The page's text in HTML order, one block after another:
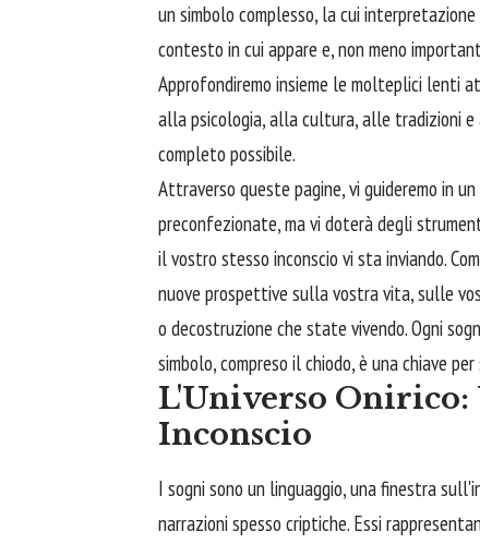
un simbolo complesso, la cui
contesto in cui appare e, non meno
Approfondiremo insieme le molteplici lenti
alla psicologia, alla cultura, alle tradizioni e
completo possibile.
Attraverso queste pagine, vi guideremo in
preconfezionate, ma vi doterà degli
il vostro stesso inconscio vi sta inviando.
nuove prospettive sulla vostra vita, sulle
o decostruzione che state vivendo. Ogni
simbolo, compreso il chiodo, è una chiave
L'Universo Onirico:
Inconscio
I sogni sono un linguaggio, una finestra
narrazioni spesso criptiche. Essi